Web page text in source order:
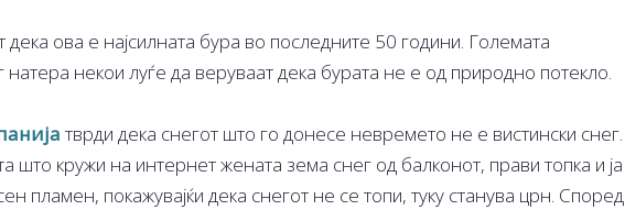
дека ова е најсилната бура во последните 50 години. Големата
натера некои луѓе да веруваат дека бурата не е од природно потекло.
тврди дека снегот што го донесе невремето не е вистински снег.
што кружи на интернет жената зема снег од балконот, прави топка и ја
пламен, покажувајќи дека снегот не се топи, туку станува црн. Според